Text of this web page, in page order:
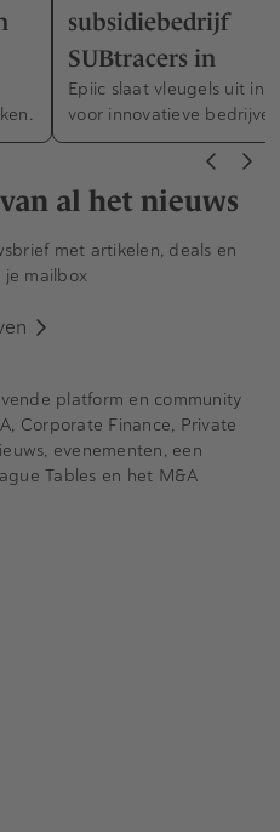
subsidiebedrijf
SUBtracers in
Epiic slaat vleugels uit in
voor innovatieve
al het nieuws
met artikelen, deals en
je mailbox
platform en community
Corporate Finance, Private
evenementen, een
Tables en het M&A